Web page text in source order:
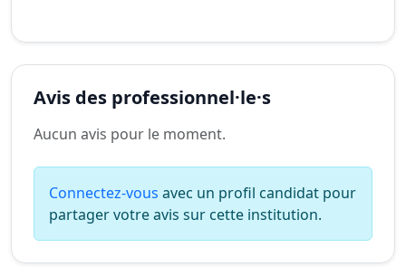
Avis des professionnel·le·s
Aucun avis pour le moment.
Connectez-vous avec un profil candidat pour
partager votre avis sur cette institution.